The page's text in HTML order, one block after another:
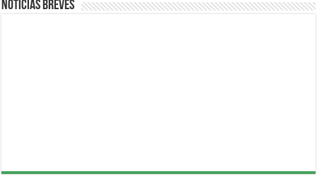
Noticias breves